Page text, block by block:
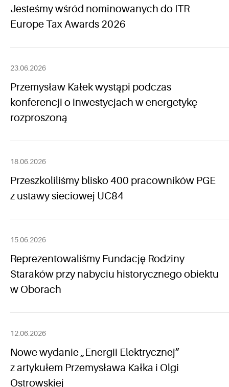
Jesteśmy wśród nominowanych do ITR
Europe Tax Awards 2026
23.06.2026
Przemysław Kałek wystąpi podczas
konferencji o inwestycjach w energetykę
rozproszoną
18.06.2026
Przeszkoliliśmy blisko 400 pracowników PGE
z ustawy sieciowej UC84
15.06.2026
Reprezentowaliśmy Fundację Rodziny
Staraków przy nabyciu historycznego obiektu
w Oborach
12.06.2026
Nowe wydanie „Energii Elektrycznej”
z artykułem Przemysława Kałka i Olgi
Ostrowskiej